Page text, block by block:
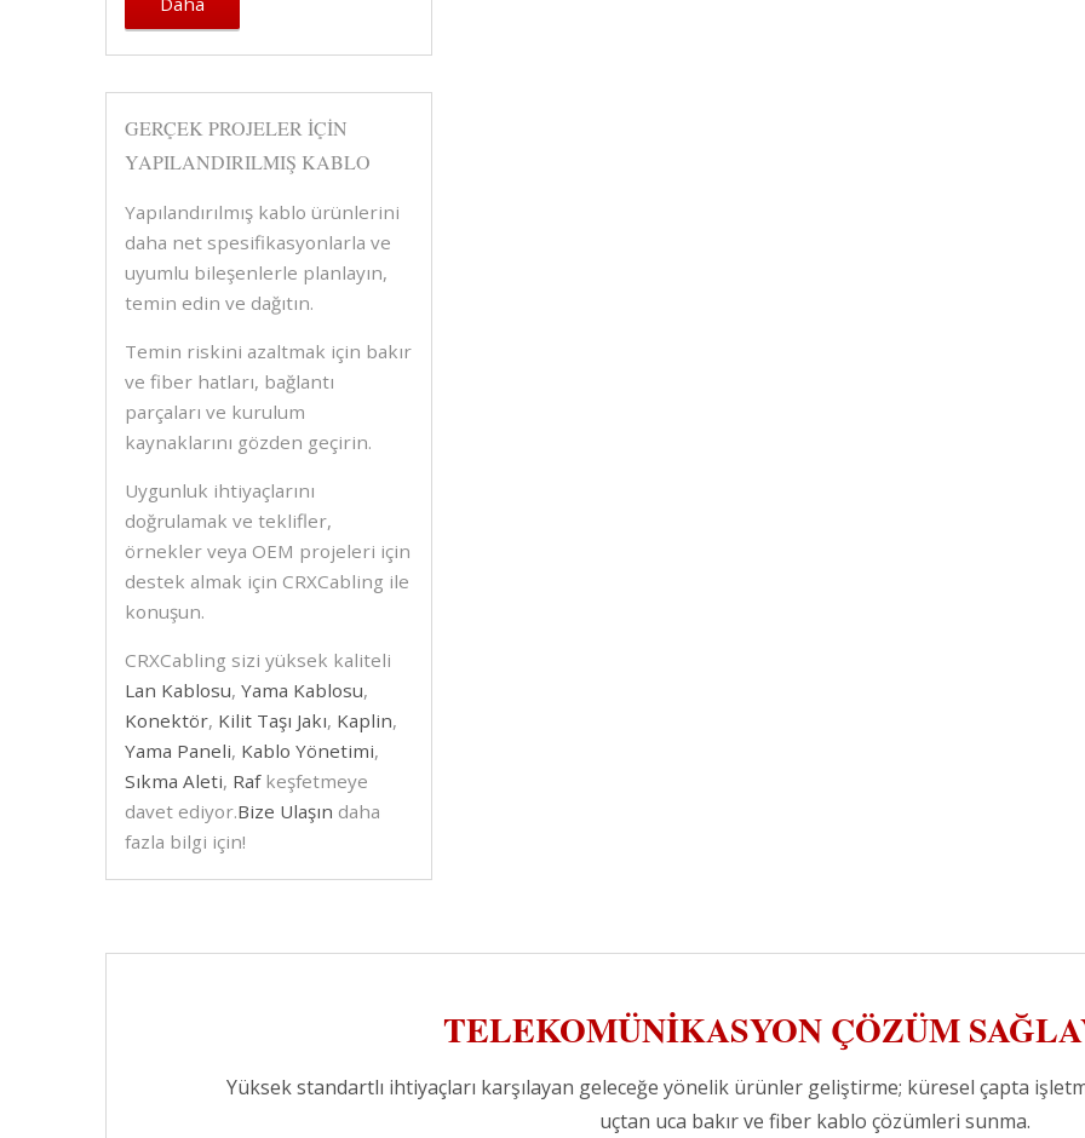
GERÇEK PROJELER IÇIN
YAPILANDIRILMIŞ KABLO
Yapılandırılmış kablo ürünlerini
daha net spesifikasyonlarla ve
uyumlu bileşenlerle planlayın,
temin edin ve dağıtın.
Temin riskini azaltmak için bakır
ve fiber hatları, bağlantı
parçaları ve kurulum
kaynaklarını gözden geçirin.
Uygunluk ihtiyaçlarını
doğrulamak ve teklifler,
örnekler veya OEM projeleri için
destek almak için CRXCabling ile
konuşun.
CRXCabling sizi yüksek kaliteli
Lan Kablosu, Yama Kablosu,
Konektör, Kilit Taşı Jakı, Kaplin,
Yama Paneli, Kablo Yönetimi,
Sıkma Aleti, Rafkeşfetmeye
davet ediyor.Bize Ulaşın daha
fazla bilgi için!
TELEKOMÜNIKASYON ÇÖZÜM
Yüksek standartlı ihtiyaçları karşılayan geleceğe yönelik ürünler geliştirme; küresel çapta
uçtan uca bakır ve fiber kablo çözümleri sunma.